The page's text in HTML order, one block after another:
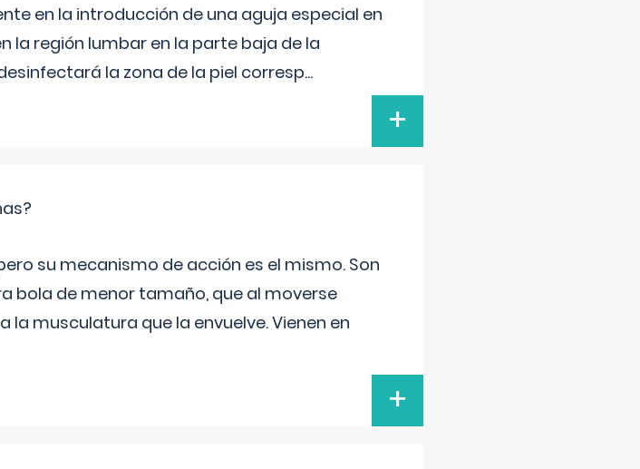
en la introducción de una aguja especial en
la región lumbar en la parte baja de la
la zona de la piel corresp...
+
su mecanismo de acción es el mismo. Son
bola de menor tamaño, que al moverse
musculatura que la envuelve. Vienen en
+